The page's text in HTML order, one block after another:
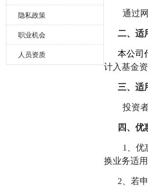
法律法规
反洗钱专栏
适当性管理
隐私政策
职业机会
人员资质
通过
二、适
本公司
计入基金
三、适
投资
四、优
1、优
换业务适
2、若